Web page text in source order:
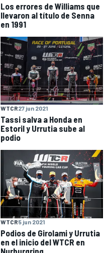
Los errores de Williams que
llevaron al título de Senna
en 1991
WTCR27 jun 2021
Tassi salva a Honda en
Estoril y Urrutia sube al
podio
WTCR5 jun 2021
Podios de Girolami y Urrutia
en el inicio del WTCR en